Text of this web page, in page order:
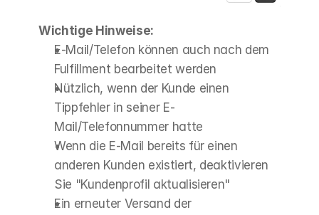
Wichtige Hinweise:
E-Mail/Telefon können auch nach dem
Fulfillment bearbeitet werden
Nützlich, wenn der Kunde einen
Tippfehler in seiner E-
Mail/Telefonnummer hatte
Wenn die E-Mail bereits für einen
anderen Kunden existiert, deaktivieren
Sie "Kundenprofil aktualisieren"
Ein erneuter Versand der